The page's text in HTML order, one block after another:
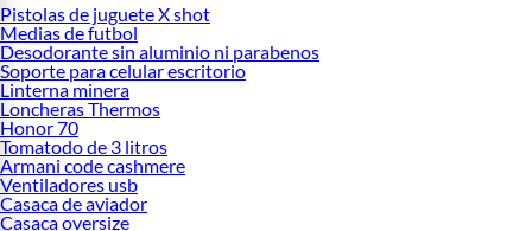
Pistolas de juguete X shot
Medias de futbol
Desodorante sin aluminio ni parabenos
Soporte para celular escritorio
Linterna minera
Loncheras Thermos
Honor 70
Tomatodo de 3 litros
Armani code cashmere
Ventiladores usb
Casaca de aviador
Casaca oversize